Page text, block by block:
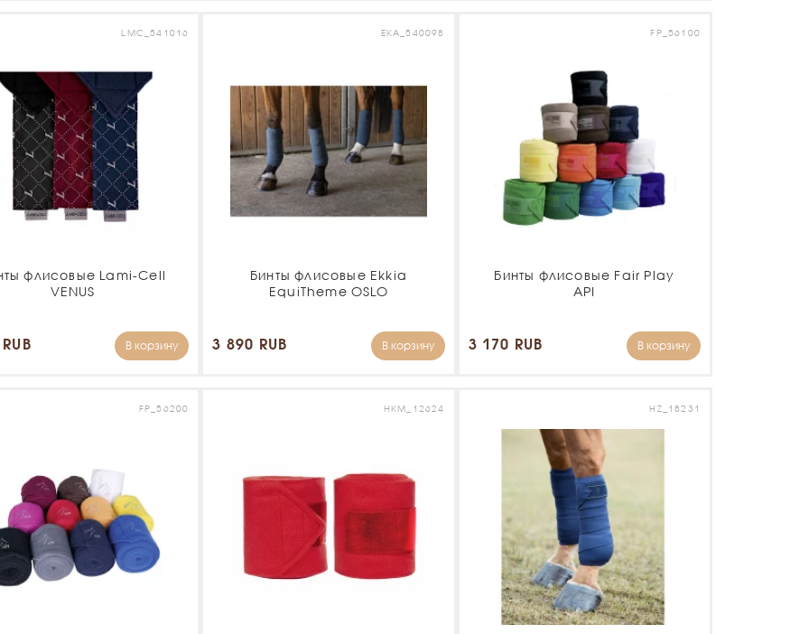
LMC_541016
флисовые Lami-Cell
VENUS
В корзину
EKA_540098
Бинты флисовые Ekkia
EquiTheme OSLO
3 890 RUB В корзину
FP_56100
Бинты флисовые Fair Play
API
3 170 RUB В корзину
FP_56200 HKM_12624 HZ_18231